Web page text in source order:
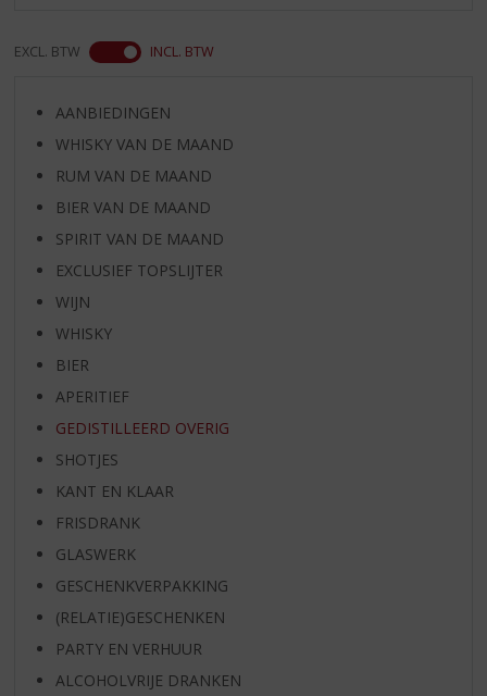
EXCL. BTW INCL. BTW
AANBIEDINGEN
WHISKY VAN DE MAAND
RUM VAN DE MAAND
BIER VAN DE MAAND
SPIRIT VAN DE MAAND
EXCLUSIEF TOPSLIJTER
WIJN
WHISKY
BIER
APERITIEF
GEDISTILLEERD OVERIG
SHOTJES
KANT EN KLAAR
FRISDRANK
GLASWERK
GESCHENKVERPAKKING
(RELATIE)GESCHENKEN
PARTY EN VERHUUR
ALCOHOLVRIJE DRANKEN